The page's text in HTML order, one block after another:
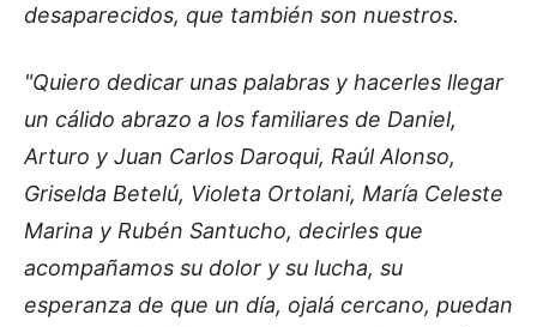
desaparecidos, que también son nuestros.
"Quiero dedicar unas palabras y hacerles llegar
un cálido abrazo a los familiares de Daniel,
Arturo y Juan Carlos Daroqui, Raúl Alonso,
Griselda Betelú, Violeta Ortolani, María Celeste
Marina y Rubén Santucho, decirles que
acompañamos su dolor y su lucha, su
esperanza de que un día, ojalá cercano, puedan